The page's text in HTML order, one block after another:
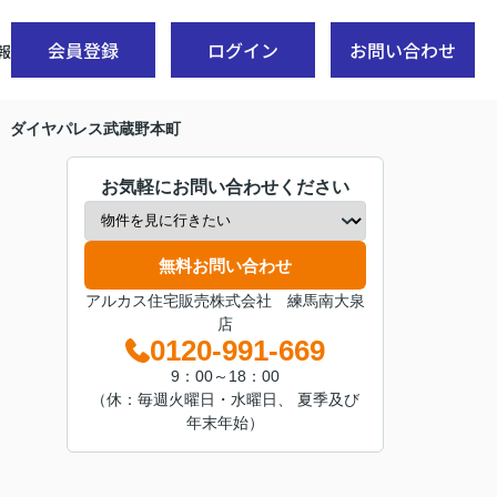
会員登録 ログイン お問い合わせ
イヤパレス武蔵野本町
お気軽にお問い合わせください
無料お問い合わせ
アルカス住宅販売株式会社 練馬南大泉
店
0120-991-669
9：00～18：00
（休：毎週火曜日・水曜日、 夏季及び
年末年始）